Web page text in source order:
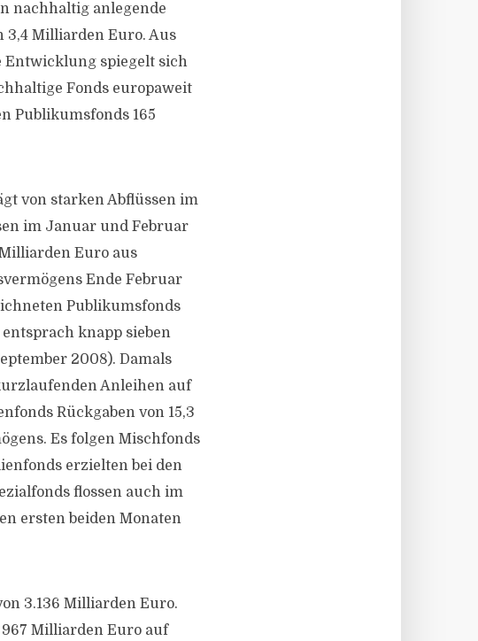
nachhaltig anlegende
3,4 Milliarden Euro. Aus
Entwicklung spiegelt sich
Fonds europaweit
Publikumsfonds 165
von starken Abflüssen im
im Januar und Februar
Euro aus
Ende Februar
Publikumsfonds
knapp sieben
2008). Damals
Anleihen auf
Rückgaben von 15,3
Es folgen Mischfonds
erzielten bei den
flossen auch im
ersten beiden Monaten
3.136 Milliarden Euro.
Milliarden Euro auf